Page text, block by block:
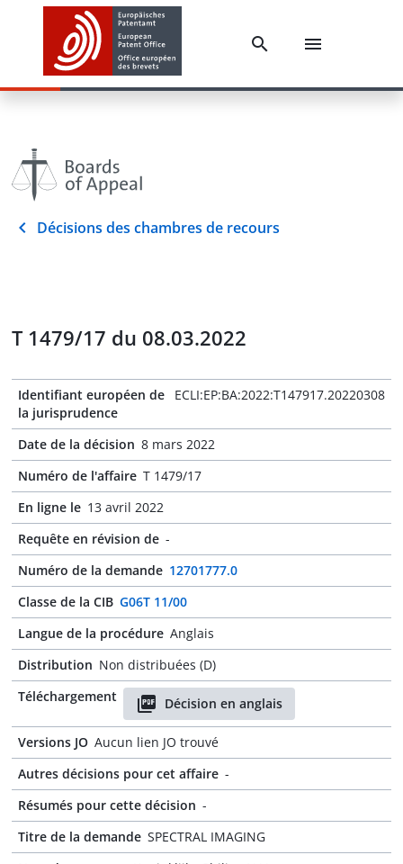
Décisions des chambres de recours
T 1479/17 du 08.03.2022
Identifiant européen de
la jurisprudence
ECLI:EP:BA:2022:T147917.20220308
Date de la décision 8 mars 2022
Numéro de l'affaire T 1479/17
En ligne le 13 avril 2022
Requête en révision de -
Numéro de la demande 12701777.0
Classe de la CIB G06T 11/00
Langue de la procédure Anglais
Distribution Non distribuées (D)
Téléchargement
Décision en anglais
Versions JO Aucun lien JO trouvé
Autres décisions pour cet affaire -
Résumés pour cette décision -
Titre de la demande SPECTRAL IMAGING